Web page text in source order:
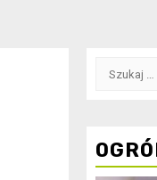
Szukaj: